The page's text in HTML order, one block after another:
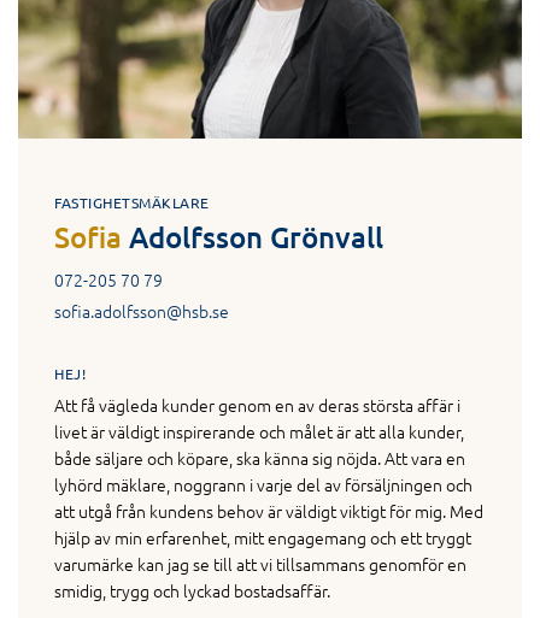
FASTIGHETSMÄKLARE
Sofia Adolfsson Grönvall
072-205 70 79
sofia.adolfsson@hsb.se
HEJ!
Att få vägleda kunder genom en av deras största affär i
livet är väldigt inspirerande och målet är att alla kunder,
både säljare och köpare, ska känna sig nöjda. Att vara en
lyhörd mäklare, noggrann i varje del av försäljningen och
att utgå från kundens behov är väldigt viktigt för mig. Med
hjälp av min erfarenhet, mitt engagemang och ett tryggt
varumärke kan jag se till att vi tillsammans genomför en
smidig, trygg och lyckad bostadsaffär.